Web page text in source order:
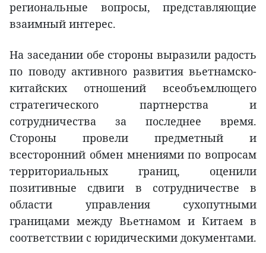
региональные вопросы, представляющие
взаимный интерес.
На заседании обе стороны выразили радость
по поводу активного развития вьетнамско-
китайских отношений всеобъемлющего
стратегического партнерства и
сотрудничества за последнее время.
Стороны провели предметный и
всесторонний обмен мнениями по вопросам
территориальных границ, оценили
позитивные сдвиги в сотрудничестве в
области управления сухопутными
границами между Вьетнамом и Китаем в
соответствии с юридическими документами.